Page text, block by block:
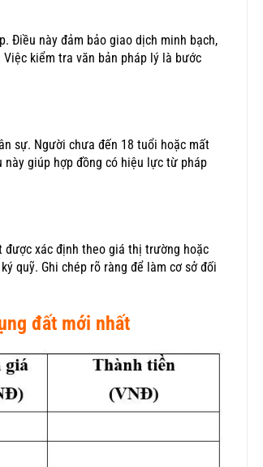
Điều này đảm bảo giao dịch minh bạch,
kiểm tra văn bản pháp lý là bước
sự. Người chưa đến 18 tuổi hoặc mất
này giúp hợp đồng có hiệu lực từ pháp
được xác định theo giá thị trường hoặc
quỹ. Ghi chép rõ ràng để làm cơ sở đối
đất mới nhất